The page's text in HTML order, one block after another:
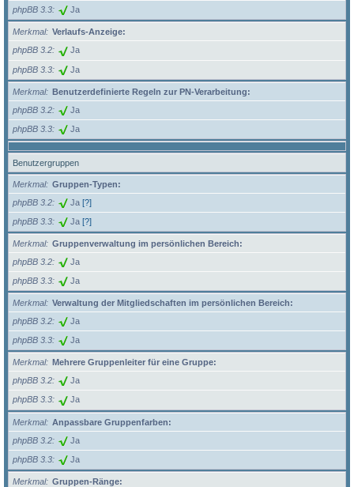
phpBB 3.3 Ja
Merkmal
Verlaufs-Anzeige:
phpBB 3.2
Ja
phpBB 3.3 Ja
Merkmal
Benutzerdefinierte Regeln zur PN-Verarbeitung:
phpBB 3.2
Ja
phpBB 3.3 Ja
Benutzergruppen
Merkmal
Gruppen-Typen:
phpBB 3.2
Ja [?]
phpBB 3.3 Ja [?]
Merkmal
Gruppenverwaltung im persönlichen Bereich:
phpBB 3.2
Ja
phpBB 3.3 Ja
Merkmal
Verwaltung der Mitgliedschaften im persönlichen Bereich:
phpBB 3.2
Ja
phpBB 3.3 Ja
Merkmal
Mehrere Gruppenleiter für eine Gruppe:
phpBB 3.2
Ja
phpBB 3.3 Ja
Merkmal
Anpassbare Gruppenfarben:
phpBB 3.2
Ja
phpBB 3.3 Ja
Merkmal
Gruppen-Ränge: